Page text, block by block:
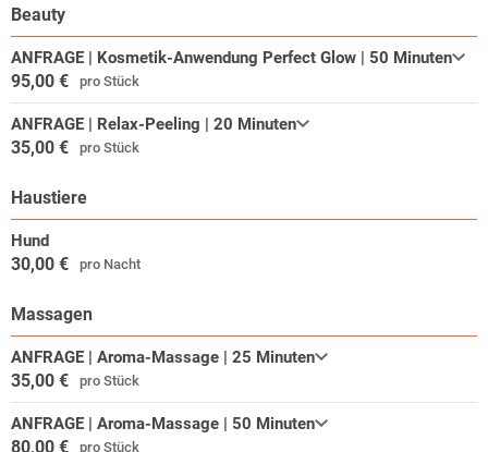
Hotel & Restaurant bis zum Zentrum der jeweiligen Stadt. Alle Termin-
Angaben ohne Gewähr!
Beauty
ANFRAGE | Kosmetik-Anwendung Perfect Glow | 50 Minuten
95,00 € pro Stück
ANFRAGE | Relax-Peeling | 20 Minuten
35,00 € pro Stück
Haustiere
Hund
30,00 € pro Nacht
Massagen
ANFRAGE | Aroma-Massage | 25 Minuten
35,00 € pro Stück
ANFRAGE | Aroma-Massage | 50 Minuten
80,00 € pro Stück